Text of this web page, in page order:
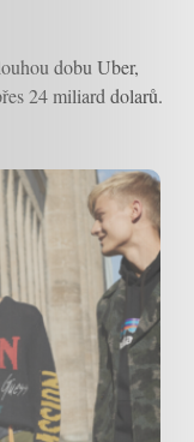
dobu Uber,
24 miliard dolarů.